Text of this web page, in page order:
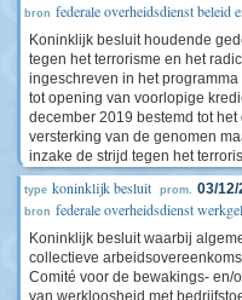
bron federale overheidsdienst beleid
Koninklijk besluit houdende
tegen het terrorisme en het
ingeschreven in het
tot opening van voorlopige
december 2019 bestemd tot
versterking van de genomen
inzake de strijd tegen het
type koninklijk besluit prom. 03/12/
bron federale overheidsdienst
Koninklijk besluit waarbij
collectieve
Comité voor de bewakings- en/
van werkloosheid met